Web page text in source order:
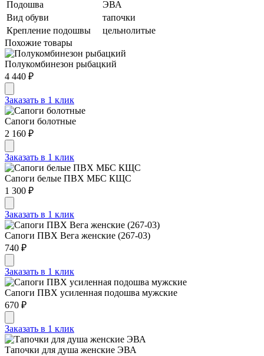
Подошва
ЭВА
Вид обуви
тапочки
Крепление подошвы
цельнолитые
Похожие товары
Полукомбинезон рыбацкий
4 440 ₽
Заказать в 1 клик
Сапоги болотные
2 160 ₽
Заказать в 1 клик
Сапоги белые ПВХ МБС КЩС
1 300 ₽
Заказать в 1 клик
Сапоги ПВХ Вега женские (267-03)
740 ₽
Заказать в 1 клик
Сапоги ПВХ усиленная подошва мужские
670 ₽
Заказать в 1 клик
Тапочки для душа женские ЭВА